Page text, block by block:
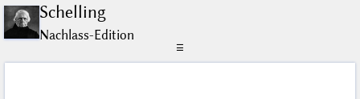
Schelling
Nachlass-Edition
☰